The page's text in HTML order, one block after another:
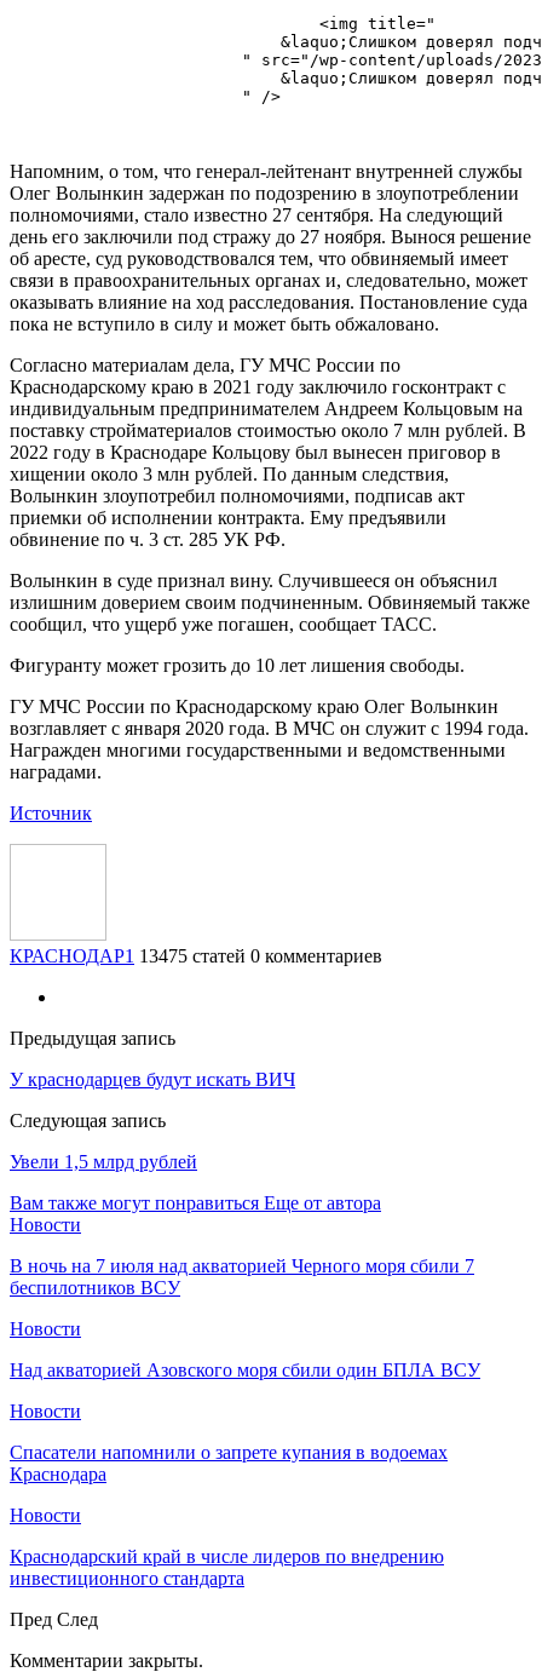
                                <img title="
&laquo;Слишком доверял
" src="/wp-content/uploads/
&laquo;Слишком доверял
                        " />
Напомним, о том, что генерал-лейтенант внутренней службы
Олег Волынкин задержан по подозрению в злоупотреблении
полномочиями, стало известно 27 сентября. На следующий
день его заключили под стражу до 27 ноября. Вынося решение
об аресте, суд руководствовался тем, что обвиняемый имеет
связи в правоохранительных органах и, следовательно, может
оказывать влияние на ход расследования. Постановление суда
пока не вступило в силу и может быть обжаловано.
Согласно материалам дела, ГУ МЧС России по
Краснодарскому краю в 2021 году заключило госконтракт с
индивидуальным предпринимателем Андреем Кольцовым на
поставку стройматериалов стоимостью около 7 млн рублей. В
2022 году в Краснодаре Кольцову был вынесен приговор в
хищении около 3 млн рублей. По данным следствия,
Волынкин злоупотребил полномочиями, подписав акт
приемки об исполнении контракта. Ему предъявили
обвинение по ч. 3 ст. 285 УК РФ.
Волынкин в суде признал вину. Случившееся он объяснил
излишним доверием своим подчиненным. Обвиняемый также
сообщил, что ущерб уже погашен, сообщает ТАСС.
Фигуранту может грозить до 10 лет лишения свободы.
ГУ МЧС России по Краснодарскому краю Олег Волынкин
возглавляет с января 2020 года. В МЧС он служит с 1994 года.
Награжден многими государственными и ведомственными
наградами.
Источник
КРАСНОДАР1 13475 статей 0 комментариев
Предыдущая запись
У краснодарцев будут искать ВИЧ
Следующая запись
Увели 1,5 млрд рублей
Вам также могут понравиться Еще от автора
Новости
В ночь на 7 июля над акваторией Черного моря сбили 7
беспилотников ВСУ
Новости
Над акваторией Азовского моря сбили один БПЛА ВСУ
Новости
Спасатели напомнили о запрете купания в водоемах
Краснодара
Новости
Краснодарский край в числе лидеров по внедрению
инвестиционного стандарта
Пред След
Комментарии закрыты.